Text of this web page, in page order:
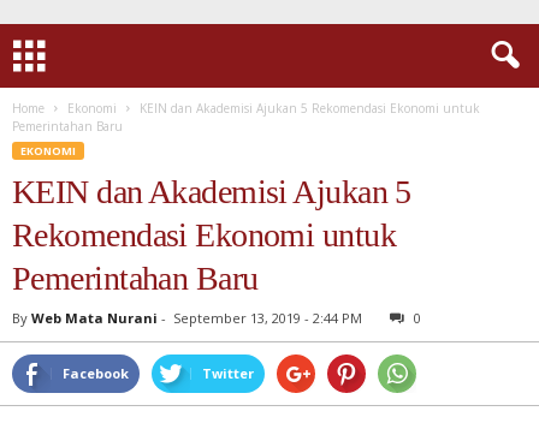
Home Ekonomi
KEIN dan Akademisi Ajukan 5 Rekomendasi Ekonomi untuk
Pemerintahan Baru
EKONOMI
KEIN dan Akademisi Ajukan 5
Rekomendasi Ekonomi untuk
Pemerintahan Baru
By Web Mata Nurani - September 13, 2019 - 2:44 PM 0
Facebook Twitter